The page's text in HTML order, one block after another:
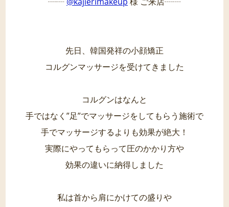
先日、韓国発祥の小顔矯正
コルグンマッサージを受けてきました
コルグンはなんと
手ではなく”足”でマッサージをしてもらう施術で
手でマッサージするよりも効果が絶大！
実際にやってもらって圧のかかり方や
効果の違いに納得しました
私は首から肩にかけての盛りや